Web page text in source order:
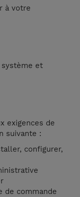
à votre
et
exigences de
suivante :
configurer,
de commande